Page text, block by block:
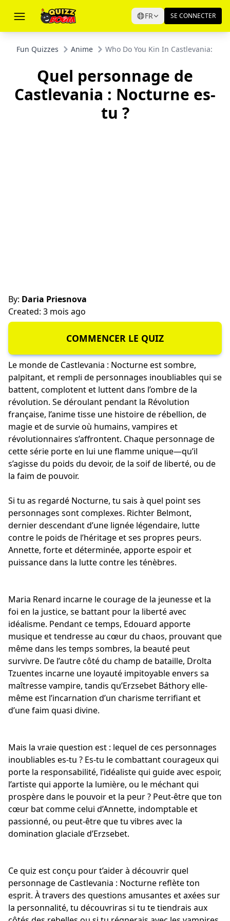
FR SE CONNECTER
Fun Quizzes Anime Who Do You Kin In Castlevania:
Quel personnage de
Castlevania : Nocturne es-
tu ?
By: Daria Priesnova
Created: 3 mois ago
COMMENCER LE QUIZ
Le monde de Castlevania : Nocturne est sombre,
palpitant, et rempli de personnages inoubliables qui se
battent, complotent et luttent dans l’ombre de la
révolution. Se déroulant pendant la Révolution
française, l’anime tisse une histoire de rébellion, de
magie et de survie où humains, vampires et
révolutionnaires s’affrontent. Chaque personnage de
cette série porte en lui une flamme unique—qu’il
s’agisse du poids du devoir, de la soif de liberté, ou de
la faim de pouvoir.
Si tu as regardé Nocturne, tu sais à quel point ses
personnages sont complexes. Richter Belmont,
dernier descendant d’une lignée légendaire, lutte
contre le poids de l’héritage et ses propres peurs.
Annette, forte et déterminée, apporte espoir et
puissance dans la lutte contre les ténèbres.
Maria Renard incarne le courage de la jeunesse et la
foi en la justice, se battant pour la liberté avec
idéalisme. Pendant ce temps, Edouard apporte
musique et tendresse au cœur du chaos, prouvant que
même dans les temps sombres, la beauté peut
survivre. De l’autre côté du champ de bataille, Drolta
Tzuentes incarne une loyauté impitoyable envers sa
maîtresse vampire, tandis qu’Erzsebet Báthory elle-
même est l’incarnation d’un charisme terrifiant et
d’une faim quasi divine.
Mais la vraie question est : lequel de ces personnages
inoubliables es-tu ? Es-tu lecombattant courageuxqui
porte la responsabilité, l’idéaliste qui guide avec espoir,
l’artiste qui apporte la lumière, ou le méchant qui
prospère dans le pouvoir et la peur ? Peut-être que ton
cœur bat comme celui d’Annette, indomptable et
passionné, ou peut-être que tu vibres avec la
domination glaciale d’Erzsebet.
Ce quiz est conçu pour t’aider à découvrir quel
personnage de Castlevania : Nocturne reflète ton
esprit. À travers des questions amusantes et axées sur
la personnalité, tu découvriras si tu te tiendrais aux